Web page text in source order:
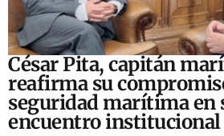
César Pita, capitán
reafirma su
seguridad marítima en
encuentro institucional